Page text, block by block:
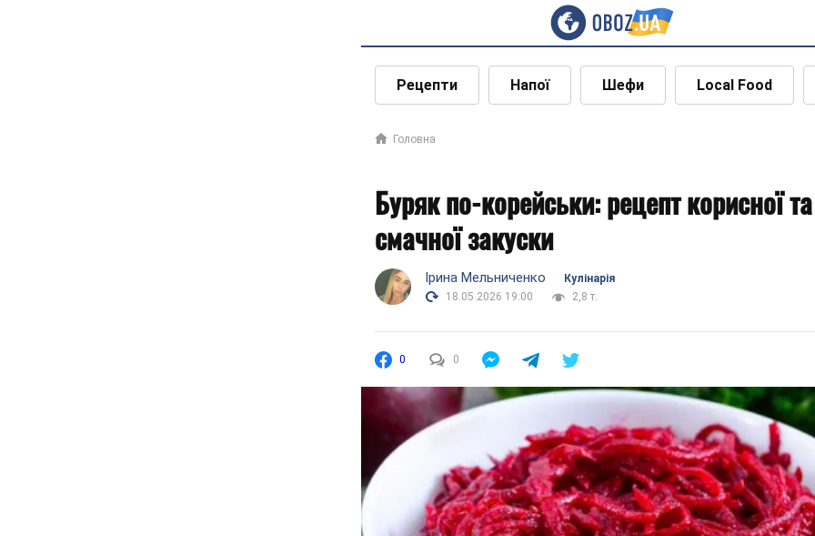
Рецепти Напої Шефи Local Food
Головна
Буряк по-корейськи: рецепт корисної та
смачної закуски
Ірина Мельниченко
Кулінарія
18.05.2026 19:00
2,8 т.
0 0